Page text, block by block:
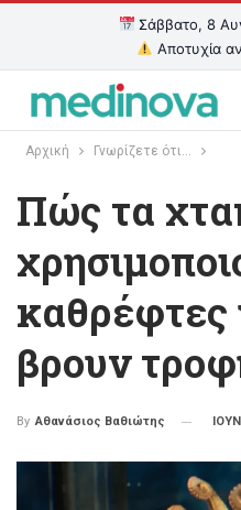
Σάββατο, 8
Αποτυχία
Αρχική Γνωρίζετε ότι...
Πώς τα
καθρέφτες
βρουν
By Αθανάσιος Βαθιώτης